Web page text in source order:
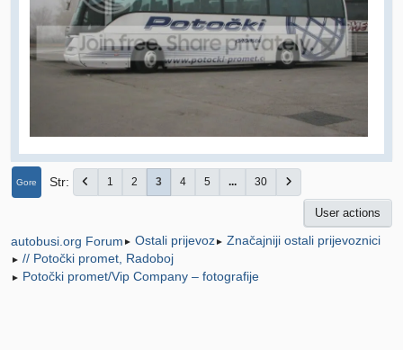
Gore Str 1 2 3 4 5 ... 30
User actions
autobusi.org Forum ► Ostali prijevoz► Značajniji ostali prijevoznici
► // Potočki promet, Radoboj
► Potočki promet/Vip Company – fotografije